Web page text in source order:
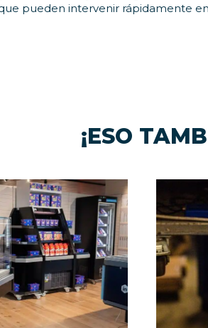
pueden intervenir rápidamente
¡ESO